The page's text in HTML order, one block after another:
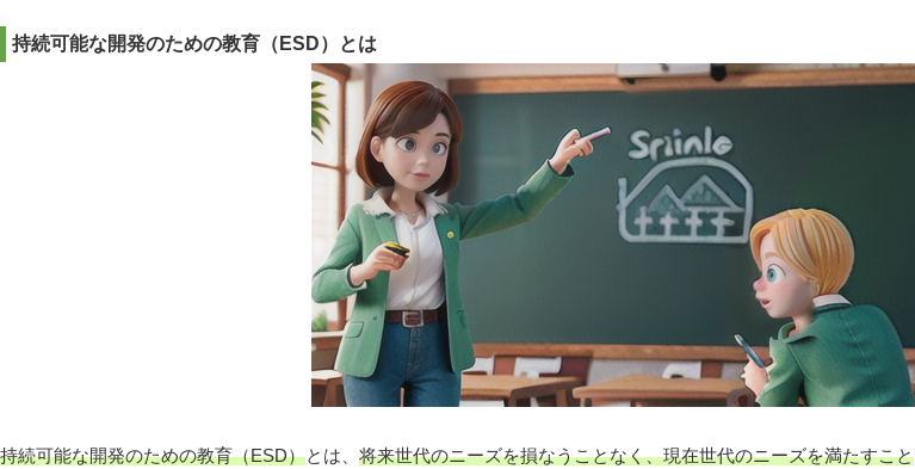
持続可能な開発のための教育（ESD）とは
持続可能な開発のための教育（ESD）とは、 将来世代のニーズを損なうことなく、現在世代のニーズを満たすこと